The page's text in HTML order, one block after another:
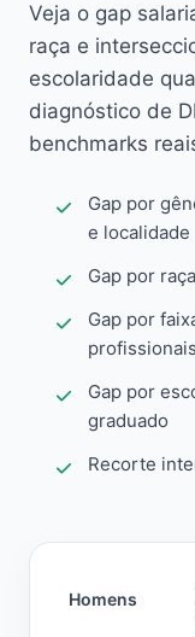
Veja o gap
raça e
escolaridade
diagnóstico de
benchmarks
Gap por
e localidade
Gap por
Gap por
Gap por
graduado
Recorte
Homens